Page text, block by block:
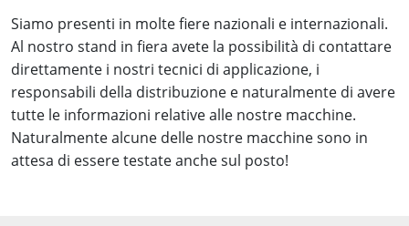
Siamo presenti in molte fiere nazionali e internazionali.
Al nostro stand in fiera avete la possibilità di contattare
direttamente i nostri tecnici di applicazione, i
responsabili della distribuzione e naturalmente di avere
tutte le informazioni relative alle nostre macchine.
Naturalmente alcune delle nostre macchine sono in
attesa di essere testate anche sul posto!